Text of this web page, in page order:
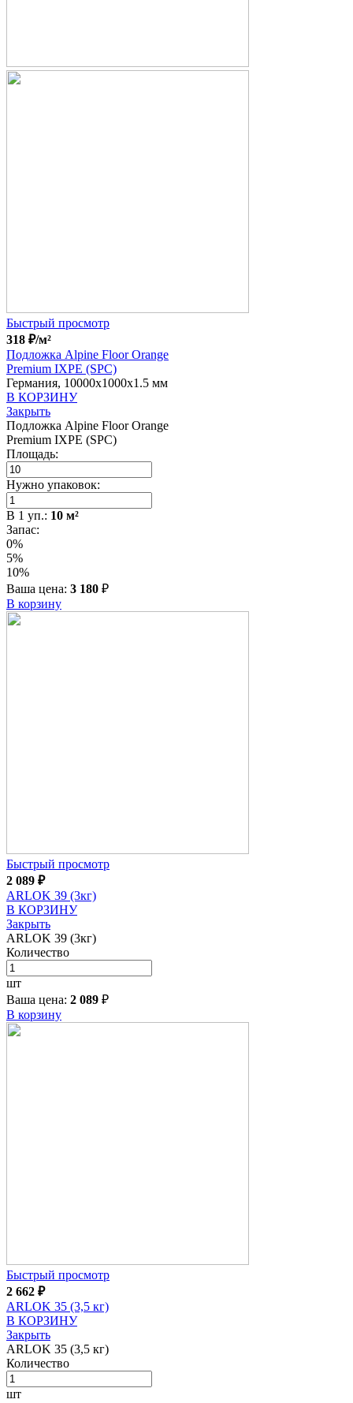
Быстрый просмотр
318 ₽/м²
Подложка Alpine Floor Orange
Premium IXPE (SPC)
Германия, 10000x1000x1.5 мм
В КОРЗИНУ
Закрыть
Подложка Alpine Floor Orange
Premium IXPE (SPC)
Площадь:
Нужно упаковок:
В 1 уп.: 10 м²
Запас:
0%
5%
10%
Ваша цена: 3 180 ₽
В корзину
Быстрый просмотр
2 089 ₽
ARLOK 39 (3кг)
В КОРЗИНУ
Закрыть
ARLOK 39 (3кг)
Количество
шт
Ваша цена: 2 089 ₽
В корзину
Быстрый просмотр
2 662 ₽
ARLOK 35 (3,5 кг)
В КОРЗИНУ
Закрыть
ARLOK 35 (3,5 кг)
Количество
шт